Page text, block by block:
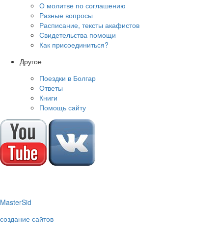
О молитве по соглашению
Разные вопросы
Расписание, тексты акафистов
Свидетельства помощи
Как присоединиться?
Другое
Поездки в Болгар
Ответы
Книги
Помощь сайту
MasterSid
создание сайтов